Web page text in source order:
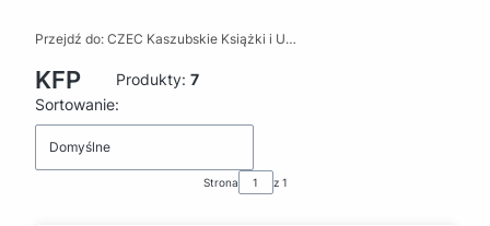
Przejdź do: CZEC Kaszubskie Książki i Upominki - Pamiątki z Kaszub
KFP Produkty: 7
Lista produktów
Sortowanie:
Domyślne
Strona z 1